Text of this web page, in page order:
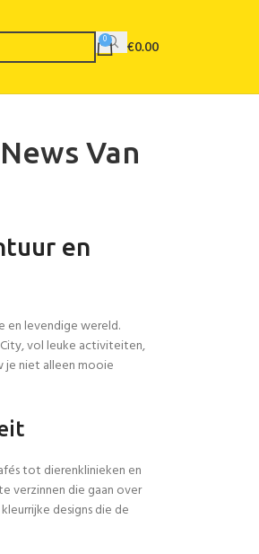
0 €0.00
Van
en
en levendige wereld.
vol leuke activiteiten,
je niet alleen mooie
tot dierenklinieken en
verzinnen die gaan over
designs die de